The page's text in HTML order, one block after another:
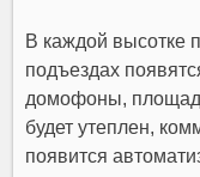
В каждой высотке
подъездах
домофоны,
будет утеплен,
появится